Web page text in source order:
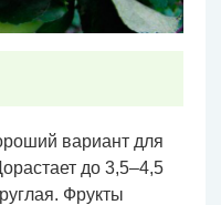
вариант для
до 3,5–4,5
Фрукты